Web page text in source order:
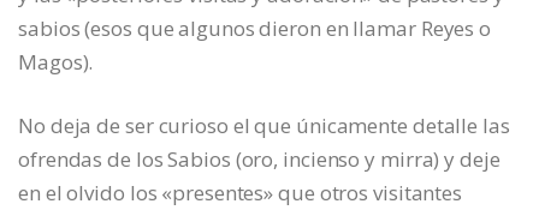
sabios (esos que algunos dieron en llamar Reyes o
Magos).
No deja de ser curioso el que únicamente detalle las
ofrendas de los Sabios (oro, incienso y mirra) y deje
en el olvido los «presentes» que otros visitantes